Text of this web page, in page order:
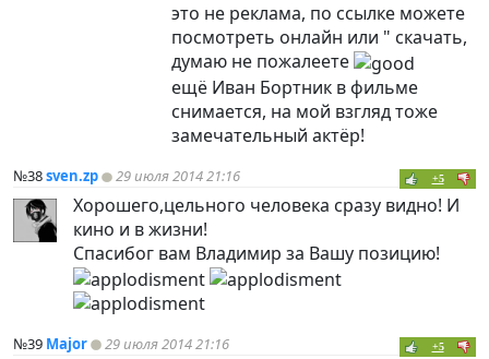
это не реклама, по ссылке можете
посмотреть онлайн или " скачать,
думаю не пожалеете
ещё Иван Бортник в фильме
снимается, на мой взгляд тоже
замечательный актёр!
№38sven.zp 29 июля 2014 21:16 +5
Хорошего,цельного человека сразу видно! И
кино и в жизни!
Спасибог вам Владимир за Вашу позицию!
№39 Major 29 июля 2014 21:16 +5